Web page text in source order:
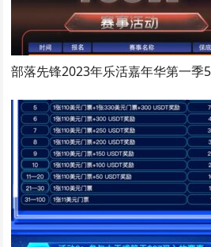
部落先锋2023年乐活嘉年华第一季